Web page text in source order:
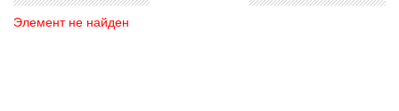
Элемент не найден